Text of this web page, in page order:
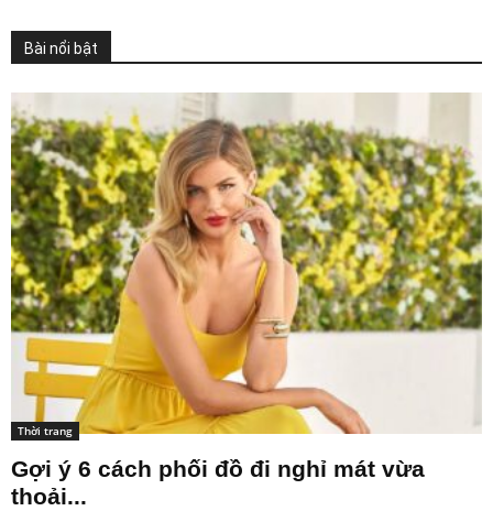
Bài nổi bật
Thời trang
Gợi ý 6 cách phối đồ đi nghỉ mát vừa
thoải...